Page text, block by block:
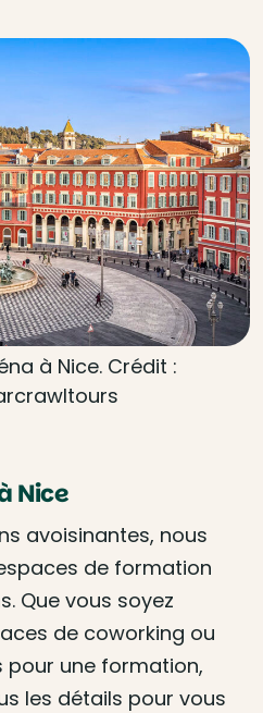
à Nice. Crédit :
Nice
avoisinantes, nous
de formation
Que vous soyez
de coworking ou
pour une formation,
les détails pour vous